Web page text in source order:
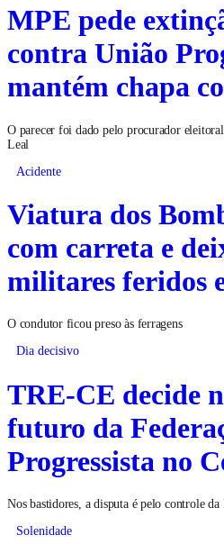
MPE pede
contra União
mantém chapa
O parecer foi dado pelo procurador
Leal
Acidente
Viatura dos
com carreta e
militares feridos
O condutor ficou preso às ferragens
Dia decisivo
TRE-CE decide
futuro da
Progressista no
Nos bastidores, a disputa é pelo controle da
Solenidade